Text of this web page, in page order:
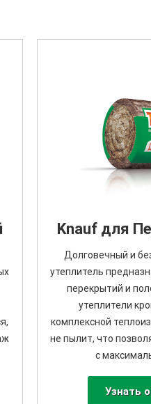
Knauf для
Долговечный и
утеплитель
перекрытий и
утеплители
комплексной
не пылит, что
с
Узнать